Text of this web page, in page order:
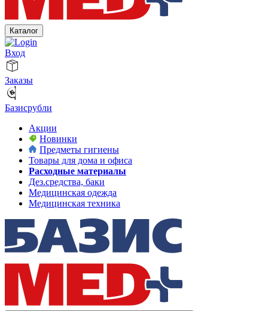
Каталог
Вход
Заказы
Базисрубли
Акции
Новинки
Предметы гигиены
Товары для дома и офиса
Расходные материалы
Дез.средства, баки
Медицинская одежда
Медицинская техника